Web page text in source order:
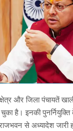
और जिला पंचायतें
है। इनकी
से अध्यादेश जारी